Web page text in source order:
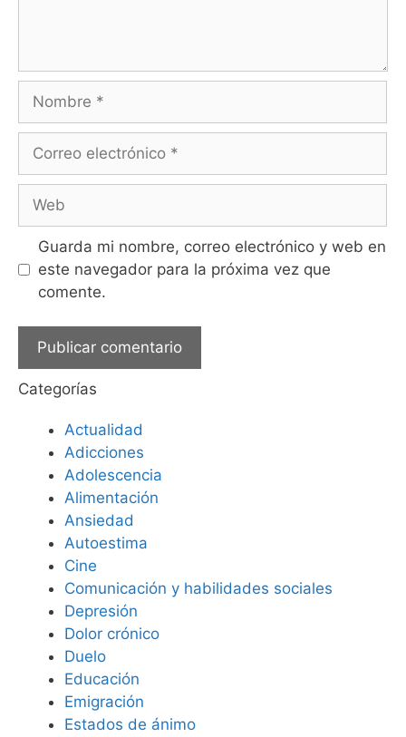
Guarda mi nombre, correo electrónico y web en
este navegador para la próxima vez que
comente.
Categorías
Actualidad
Adicciones
Adolescencia
Alimentación
Ansiedad
Autoestima
Cine
Comunicación y habilidades sociales
Depresión
Dolor crónico
Duelo
Educación
Emigración
Estados de ánimo